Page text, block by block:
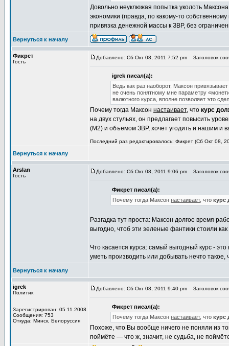
Довольно неуклюжая попытка уколоть
экономики (правда, по какому-то
привязка денежной массы к ЗВР, без
Вернуться к началу
Фикрет
Гость
Добавлено: Сб Окт 08, 2011 7:52 pm Заголовок
igrek писал(а):
Ведь как раз наоборот, Максон
не очень понятному мне параметру
валютного курса, вполне позволяет это
Почему тогда Максон настаивает, что курс
на двух стульях, он предлагает повысить
(М2) и объемом ЗВР, хочет угодить и нашим и
Последний раз редактировалось: Фикрет (Сб Окт 08,
Вернуться к началу
Arslan
Гость
Добавлено: Сб Окт 08, 2011 9:06 pm Заголовок
Фикрет писал(а):
Почему тогда Максон настаивает, что курс
Разгадка тут проста: Максон долгое время
выгодно, чтоб эти зеленые фантики стоили
Что касается курса: самый выгодный курс -
уметь производить или добывать нечто такое,
Вернуться к началу
igrek
Политик
Зарегистрирован: 05.11.2008
Сообщения: 753
Откуда: Минск, Белоруссия
Добавлено: Сб Окт 08, 2011 9:40 pm Заголовок
Фикрет писал(а):
Почему тогда Максон настаивает, что курс
Похоже, что Вы вообще ничего не поняли из
поймёте — что ж, значит, не судьба, не